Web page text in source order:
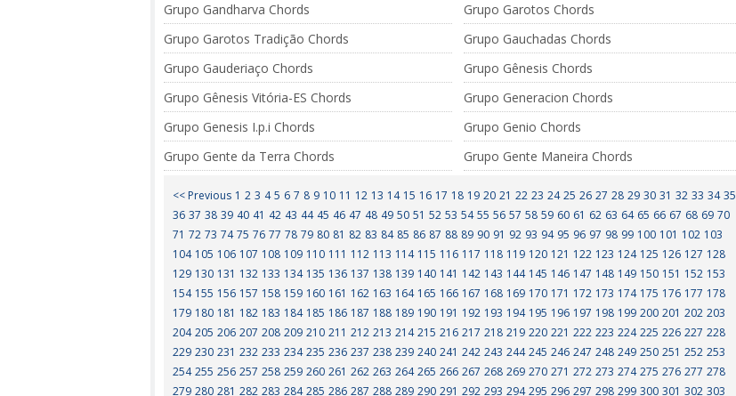
Grupo Gandharva Chords
Grupo Garotos Chords
Grupo Garotos Tradição Chords
Grupo Gauchadas Chords
Grupo Gauderiaço Chords
Grupo Gênesis Chords
Grupo Gênesis Vitória-ES Chords
Grupo Generacion Chords
Grupo Genesis I.p.i Chords
Grupo Genio Chords
Grupo Gente da Terra Chords
Grupo Gente Maneira Chords
<< Previous 1 2 3 4 5 6 7 8 9 10 11 12 13 14 15 16 17 18 19 20 21 22 23 24 25 26 27 28 29 30 31 32 33 34 35
36 37 38 39 40 41 42 43 44 45 46 47 48 49 50 51 52 53 54 55 56 57 58 59 60 61 62 63 64 65 66 67 68 69 70
71 72 73 74 75 76 77 78 79 80 81 82 83 84 85 86 87 88 89 90 91 92 93 94 95 96 97 98 99 100 101 102 103
104 105 106 107 108 109 110 111 112 113 114 115 116 117 118 119 120 121 122 123 124 125 126 127 128
129 130 131 132 133 134 135 136 137 138 139 140 141 142 143 144 145 146 147 148 149 150 151 152 153
154 155 156 157 158 159 160 161 162 163 164 165 166 167 168 169 170 171 172 173 174 175 176 177 178
179 180 181 182 183 184 185 186 187 188 189 190 191 192 193 194 195 196 197 198 199 200 201 202 203
204 205 206 207 208 209 210 211 212 213 214 215 216 217 218 219 220 221 222 223 224 225 226 227 228
229 230 231 232 233 234 235 236 237 238 239 240 241 242 243 244 245 246 247 248 249 250 251 252 253
254 255 256 257 258 259 260 261 262 263 264 265 266 267 268 269 270 271 272 273 274 275 276 277 278
279 280 281 282 283 284 285 286 287 288 289 290 291 292 293 294 295 296 297 298 299 300 301 302 303